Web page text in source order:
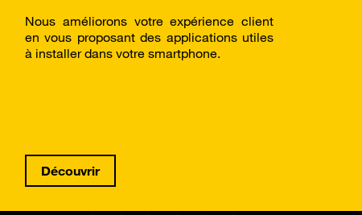
Nous améliorons votre expérience client
en vous proposant des applications utiles
à installer dans votre smartphone.
Découvrir